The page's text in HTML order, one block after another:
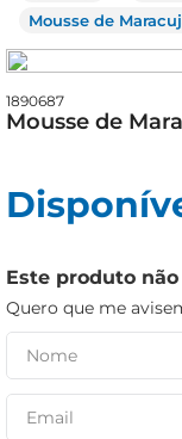
Mousse de
1890687
Mousse de
Este produto
Quero que me
leite
queijo
azeite
iogurte
papel higiênico